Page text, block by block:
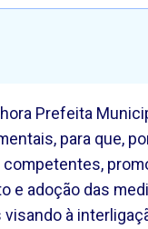
Prefeita
para que,
e adoção das
à